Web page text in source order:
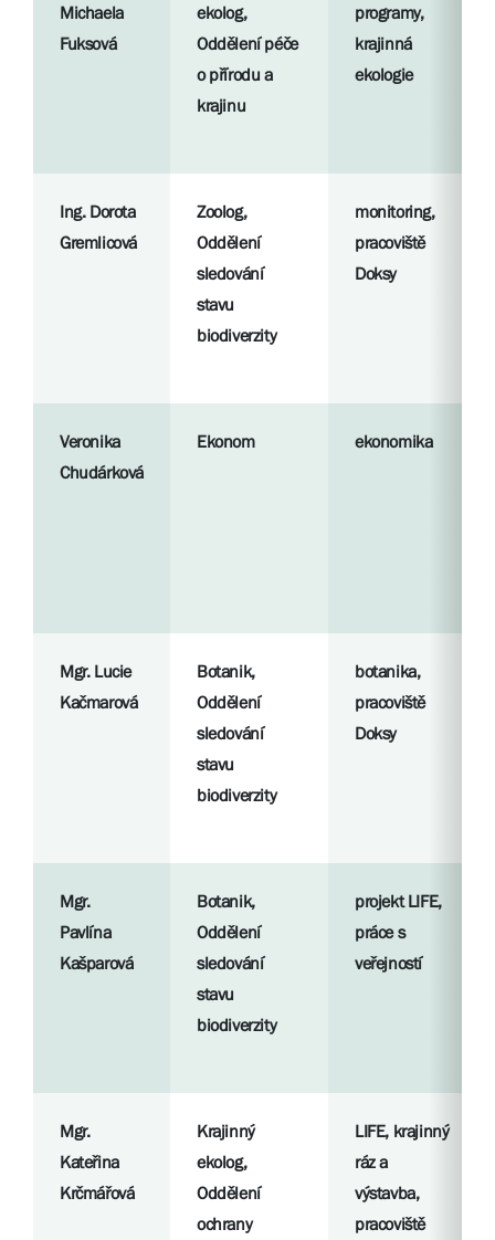
Michaela
Fuksová
ekolog,
Oddělení péče
o přírodu a
krajinu
programy,
krajinná
ekologie
Ing. Dorota
Gremlicová
Zoolog,
Oddělení
sledování
stavu
biodiverzity
monitoring,
pracoviště
Doksy
Veronika
Chudárková
Ekonom ekonomika
Mgr. Lucie
Kačmarová
Botanik,
Oddělení
sledování
stavu
biodiverzity
botanika,
pracoviště
Doksy
Mgr.
Pavlína
Kašparová
Botanik,
Oddělení
sledování
stavu
biodiverzity
projekt LIFE,
práce s
veřejností
Mgr.
Kateřina
Krčmářová
Krajinný
ekolog,
Oddělení
ochrany
LIFE, krajinný
ráz a
výstavba,
pracoviště